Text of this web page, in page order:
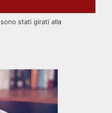
stati girati alla